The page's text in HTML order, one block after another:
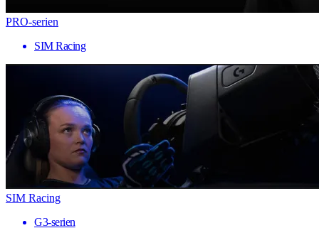
PRO-serien
SIM Racing
SIM Racing
G3-serien